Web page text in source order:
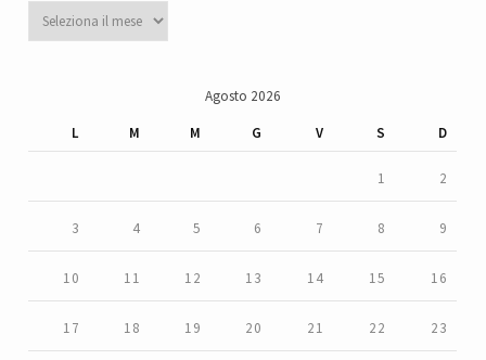
Archivi
Agosto 2026
L
M M G V S D
1 2
3 4 5 6 7 8 9
10 11 12 13 14 15 16
17 18 19 20 21 22 23